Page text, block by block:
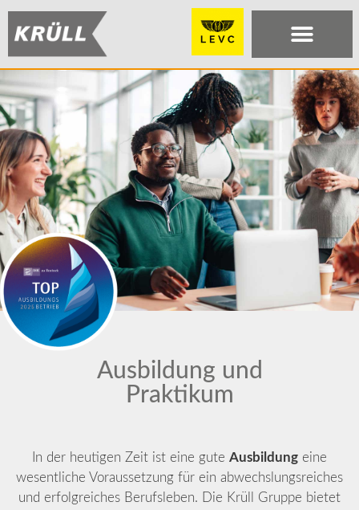
Ausbildung und
Praktikum
In der heutigen Zeit ist eine gute Ausbildung eine
wesentliche Voraussetzung für ein abwechslungsreiches
und erfolgreiches Berufsleben. Die Krüll Gruppe bietet